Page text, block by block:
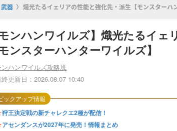
武器 熾光たるイェリアの性能と強化先・派生【モンスターハ
モンハンワイルズ】熾光たるイェ
モンスターハンターワイルズ】
ンハンワイルズ攻略班
更新日：2026.08.07 10:40
狩王決定戦の新チャレクエ2種が配信！
アセンダンスが2027年に発売！情報まとめ
ックアップ情報